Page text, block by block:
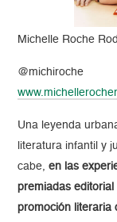
Michelle Roche
@michiroche
Una leyenda
literatura infantil y
cabe,en las
premiadas editorial
promoción literaria